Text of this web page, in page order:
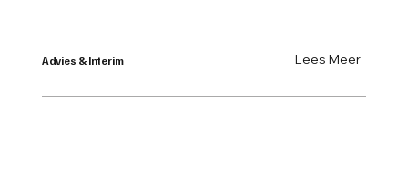
Lees Meer
Advies & Interim